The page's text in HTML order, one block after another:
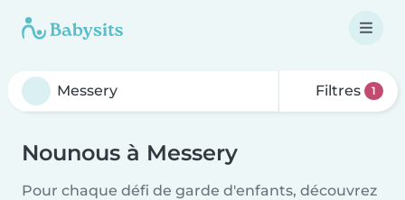
Filtres 1
Nounous à Messery
Pour chaque défi de garde d'enfants, découvrez